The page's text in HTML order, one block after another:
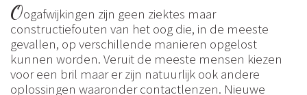
Oogafwijkingen zijn geen ziektes maar
constructiefouten van het oog die, in de meeste
gevallen, op verschillende manieren opgelost
kunnen worden. Veruit de meeste mensen kiezen
voor een bril maar er zijn natuurlijk ook andere
oplossingen waaronder contactlenzen. Nieuwe